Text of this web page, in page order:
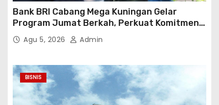
Bank BRI Cabang Mega Kuningan Gelar
Program Jumat Berkah, Perkuat Komitmen
untuk Saling Berbagai Kepada Masyarakat
Sekitar Kawasan Mega Kuningan
Agu 5, 2026 Admin
BISNIS